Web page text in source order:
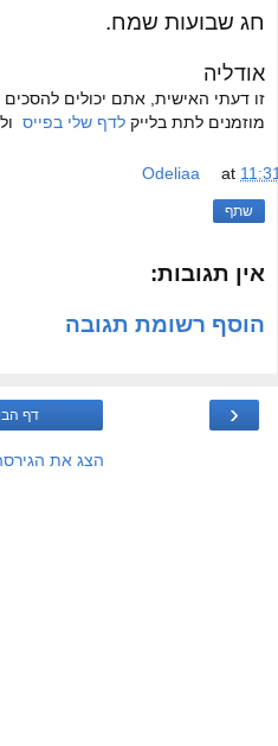
חג שבועות שמח.
אודליה
זו דעתי האישית, אתם יכולים להסכים
מוזמנים לתת בלייק לדף שלי בפייס
Odeliaa at
שתף
אין תגובות:
הוסף רשומת תגובה
‹ דף
הצג את